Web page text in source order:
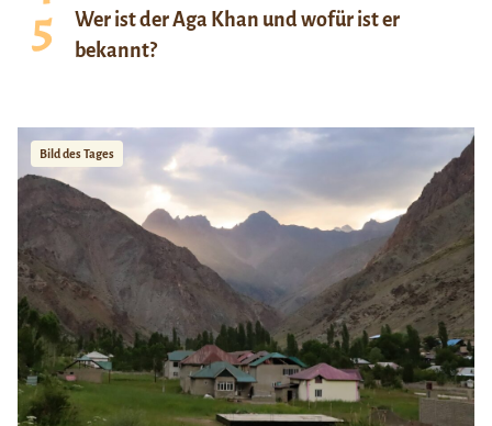
Wer ist der Aga Khan und wofür ist er
bekannt?
Bild des Tages